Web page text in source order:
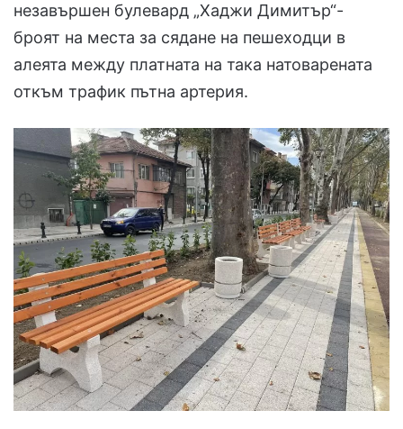
незавършен булевард „Хаджи Димитър“-
броят на места за сядане на пешеходци в
алеята между платната на така натоварената
откъм трафик пътна артерия.